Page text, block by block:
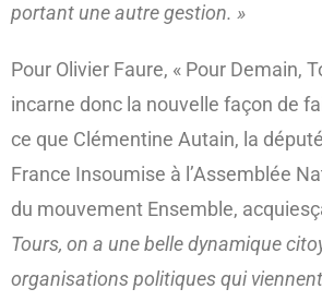
portant une autre gestion. »
Pour Olivier Faure, « Pour Demain,
incarne donc la nouvelle façon de
ce que Clémentine Autain, la
France Insoumise à l’Assemblée
du mouvement Ensemble,
Tours, on a une belle dynamique
organisations politiques qui